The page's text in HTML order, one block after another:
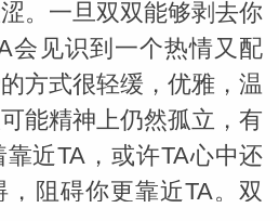
（Susan
。一旦双双能够剥去你
会见识到一个热情又配
方式很轻缓，优雅，温
能精神上仍然孤立，有
近TA，或许TA心中还
阻碍你更靠近TA。双